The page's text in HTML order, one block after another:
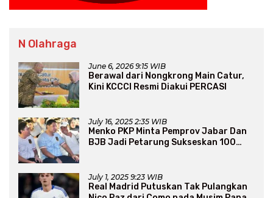
N Olahraga
June 6, 2026 9:15 WIB
Berawal dari Nongkrong Main Catur,
Kini KCCCI Resmi Diakui PERCASI
July 16, 2025 2:35 WIB
Menko PKP Minta Pemprov Jabar Dan
BJB Jadi Petarung Sukseskan 100
July 1, 2025 9:23 WIB
Real Madrid Putuskan Tak Pulangkan